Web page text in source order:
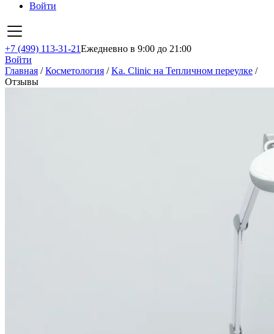
Войти
+7 (499) 113-31-21Ежедневно в 9:00 до 21:00
Войти
Главная /Косметология /Ka. Clinic на Тепличном переулке /
Отзывы